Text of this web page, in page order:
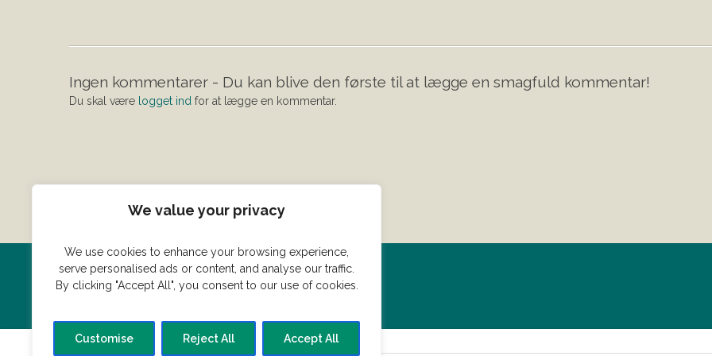
We value your privacy
We use cookies to enhance your browsing experience,
serve personalised ads or content, and analyse our traffic.
By clicking "Accept All", you consent to our use of cookies.
Customise Reject All Accept All
Ingen kommentarer - Du kan blive den første til at lægge en smagfuld kommentar!
Du skal være logget ind for at lægge en kommentar.
Har du en konge ret du vil dele?